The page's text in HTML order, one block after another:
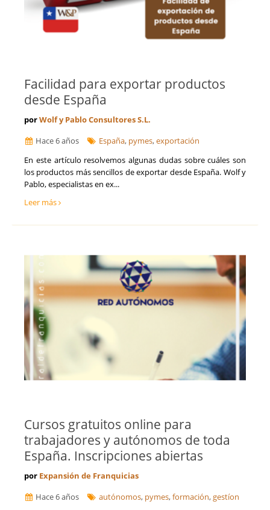
Facilidad para exportar productos
desde España
porWolf y Pablo Consultores S.L.
Hace 6 años
España, pymes,exportación
En este artículo resolvemos algunas dudas sobre cuáles son
los productos más sencillos de exportar desde España. Wolf y
Pablo, especialistas en ex...
Leer más
Cursos gratuitos online para
trabajadores y autónomos de toda
España. Inscripciones abiertas
por Expansión de Franquicias
Hace 6 años
autónomos, pymes,formación,gestíon